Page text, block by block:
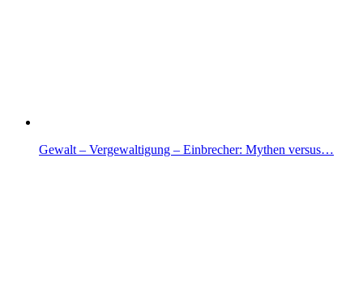
Gewalt – Vergewaltigung – Einbrecher: Mythen versus…